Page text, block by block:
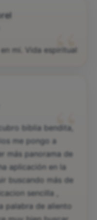
“
mi. Vida espiritual
“
biblia bendita,
me pongo a
más panorama de
aplicación en la
buscando más de
sencilla ,
palabra de aliento